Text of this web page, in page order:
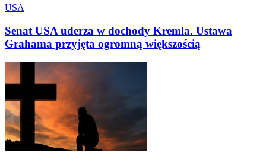
USA
Senat USA uderza w dochody Kremla. Ustawa
Grahama przyjęta ogromną większością